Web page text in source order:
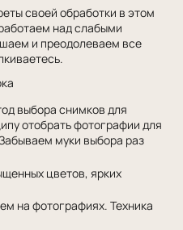
своей обработки в этом
над слабыми
и преодолеваем все
выбора снимков для
отобрать фотографии для
муки выбора раз
цветов, ярких
на фотографиях. Техника